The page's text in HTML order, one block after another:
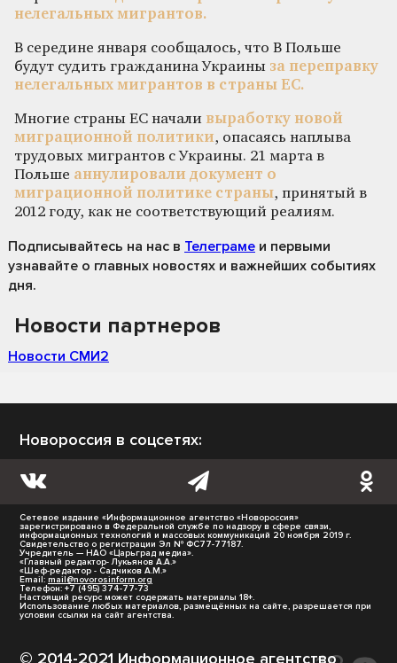
нелегальных мигрантов.
В середине января сообщалось, что В Польше
будут судить гражданина Украины за переправку
нелегальных мигрантов в страны ЕС.
Многие страны ЕС начали выработку новой
миграционной политики, опасаясь наплыва
трудовых мигрантов с Украины. 21 марта в
Польше аннулировали документ о
миграционной политике страны, принятый в
2012 году, как не соответствующий реалиям.
Подписывайтесь на нас в Телеграме и первыми
узнавайте о главных новостях и важнейших событиях
дня.
Новости партнеров
Новости СМИ2
Новороссия в соцсетях:
Сетевое издание «Информационное агентство «Новороссия»
зарегистрировано в Федеральной службе по надзору в сфере связи,
информационных технологий и массовых коммуникаций 20 ноября 2019 г.
Свидетельство о регистрации Эл № ФС77-77187.
Учредитель — НАО «Царьград медиа».
«Главный редактор- Лукьянов А.А.»
«Шеф-редактор - Садчиков А.М.»
Email: mail@novorosinform.org
Телефон: +7 (495) 374-77-73
Настоящий ресурс может содержать материалы 18+.
Использование любых материалов, размещённых на сайте, разрешается при
условии ссылки на сайт агентства.
© 2014-2021 Информационное агентство